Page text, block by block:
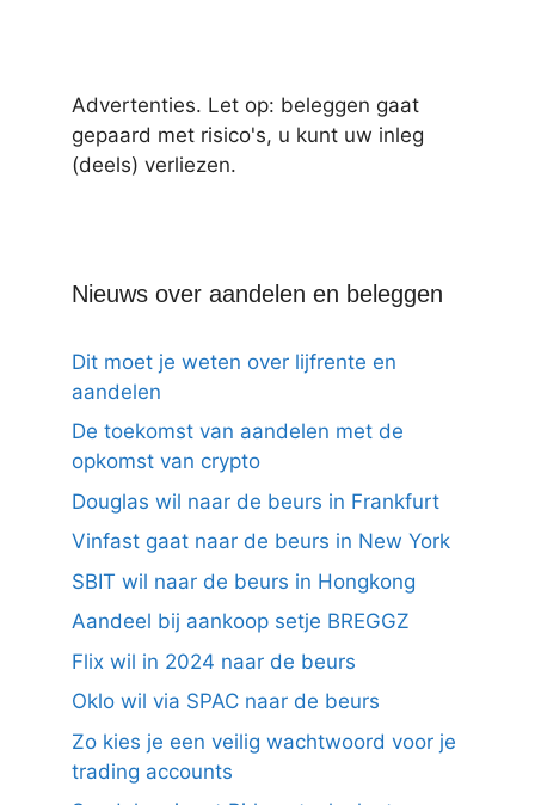
Advertenties. Let op: beleggen gaat
gepaard met risico's, u kunt uw inleg
(deels) verliezen.
Nieuws over aandelen en beleggen
Dit moet je weten over lijfrente en
aandelen
De toekomst van aandelen met de
opkomst van crypto
Douglas wil naar de beurs in Frankfurt
Vinfast gaat naar de beurs in New York
SBIT wil naar de beurs in Hongkong
Aandeel bij aankoop setje BREGGZ
Flix wil in 2024 naar de beurs
Oklo wil via SPAC naar de beurs
Zo kies je een veilig wachtwoord voor je
trading accounts